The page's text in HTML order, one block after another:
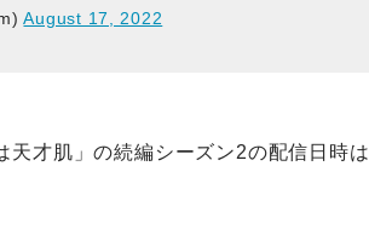
August 17, 2022
天才肌」の続編シーズン2の配信日時は